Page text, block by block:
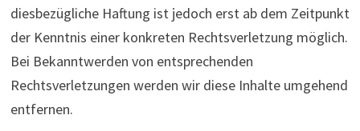
diesbezügliche Haftung ist jedoch erst ab dem Zeitpunkt
der Kenntnis einer konkreten Rechtsverletzung möglich.
Bei Bekanntwerden von entsprechenden
Rechtsverletzungen werden wir diese Inhalte umgehend
entfernen.